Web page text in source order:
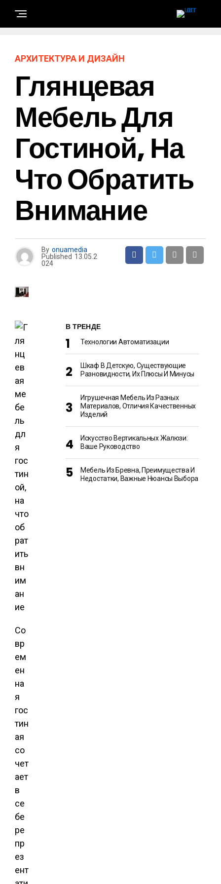
АРХИТЕКТУРА И ДИЗАЙН
Глянцевая
Мебель Для
Гостиной, На
Что Обратить
Внимание
By onuamedia
Published 13.05.2
024
Со
вр
ем
ен
на
я
гос
тин
ая
со
чет
ает
в
се
бе
ре
пр
ез
ент
В ТРЕНДЕ
Технологии Автоматизации
Шкаф В Детскую, Существующие
Разновидности, Их Плюсы И Минусы
Игрушечная Мебель Из Разных
Материалов, Отличия Качественных
Изделий
Искусство Вертикальных Жалюзи:
Ваше Руководство
Мебель Из Бревна, Преимущества И
Недостатки, Важные Нюансы Выбора